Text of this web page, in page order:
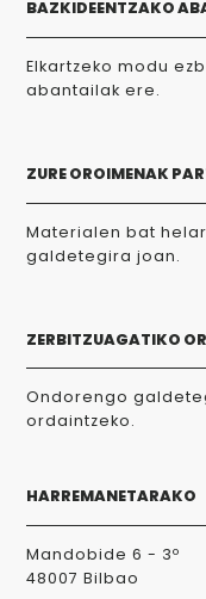
BAZKIDEENTZAKO
Elkartzeko modu
abantailak ere.
ZURE OROIMENAK
Materialen bat
galdetegira joan.
ZERBITZUAGATIKO
Ondorengo
ordaintzeko.
HARREMANETARAKO
Mandobide 6 - 3º
48007 Bilbao